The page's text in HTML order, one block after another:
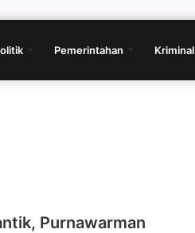
Pemerintahan Kriminal
Purnawarman